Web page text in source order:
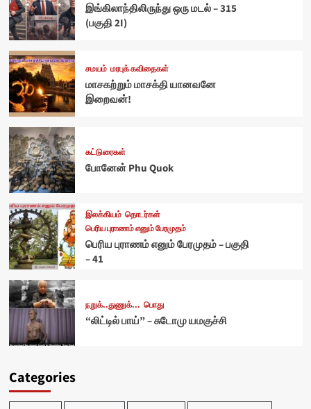
இங்கிலாந்திலிருந்து ஒரு மடல் – 315
(பகுதி 2I)
சமயம் மரபுக் கவிதைகள்
மாசகற்றும் மாசக்தி யானவனே
இறைவன்!
கட்டுரைகள்
போனேன் Phu Quok
இலக்கியம் தொடர்கள்
பெரிய புராணம் எனும் பேரமுதம்
பெரிய புராணம் எனும் பேரமுதம் – பகுதி
– 41
நறுக்..துணுக்... பொது
“லிட்டில் பாய்” – சுடோமு யமகுச்சி
Categories